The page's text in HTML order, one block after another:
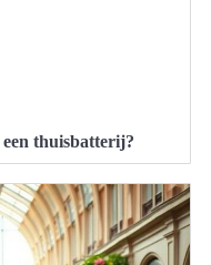
thuisbatterij?